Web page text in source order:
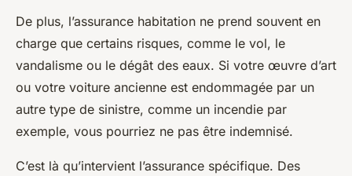
De plus, l’assurance habitation ne prend souvent en
charge que certains risques, comme le vol, le
vandalisme ou le dégât des eaux. Si votre œuvre d’art
ou votre voiture ancienne est endommagée par un
autre type de sinistre, comme un incendie par
exemple, vous pourriez ne pas être indemnisé.
C’est là qu’intervient l’assurance spécifique. Des